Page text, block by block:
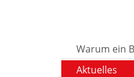
Warum ein
Aktuelles